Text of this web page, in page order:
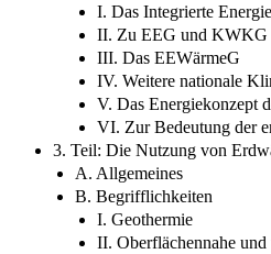
I. Das Integrierte
II. Zu EEG und KWKG
III. Das EEWärmeG
IV. Weitere nationale
V. Das Energiekonzept
VI. Zur Bedeutung der
3. Teil: Die Nutzung von
A. Allgemeines
B. Begrifflichkeiten
I. Geothermie
II. Oberflächennahe